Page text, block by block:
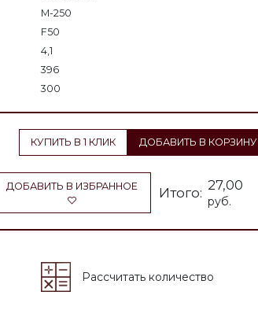
М-250
F50
4,1
396
300
КУПИТЬ В 1 КЛИК ДОБАВИТЬ В КОРЗИНУ
ДОБАВИТЬ В ИЗБРАННОЕ Итого: 27,00
руб.
Рассчитать количество